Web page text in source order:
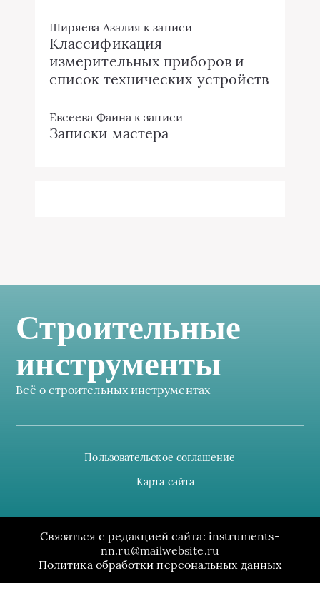
Ширяева Азалия к записи
Классификация
измерительных приборов и
список технических устройств
Евсеева Фаина к записи
Записки мастера
Строительные
инструменты
Всё о строительных инструментах
Пользовательское соглашение
Карта сайта
Связаться с редакцией сайта: instruments-
nn.ru@mailwebsite.ru
Политика обработки персональных данных